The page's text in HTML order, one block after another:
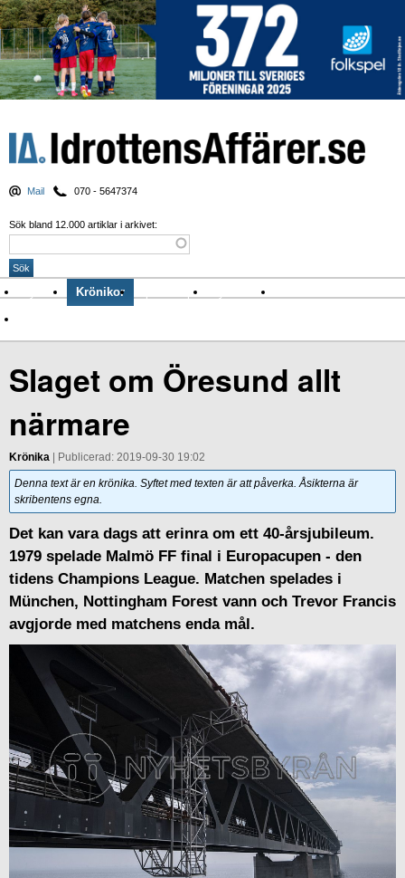
Mail 070 - 5647374
Sök bland 12.000 artiklar i arkivet:
Nyheter Krönikor Sport & spel Nyhetsbrev
Slaget om Öresund allt
närmare
Krönika | Publicerad: 2019-09-30 19:02
Denna text är en krönika. Syftet med texten är att påverka. Åsikterna är
skribentens egna.
Det kan vara dags att erinra om ett 40-årsjubileum.
1979 spelade Malmö FF final i Europacupen - den
tidens Champions League. Matchen spelades i
München, Nottingham Forest vann och Trevor Francis
avgjorde med matchens enda mål.